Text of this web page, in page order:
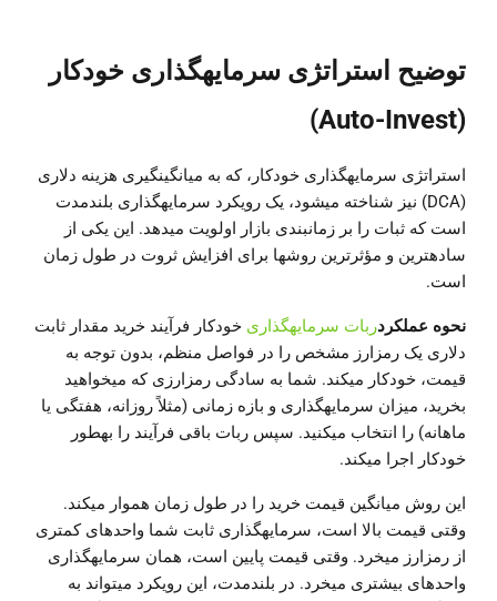
توضیح استراتژی سرمایهگذاری خودکار
(Auto-Invest)
استراتژی سرمایهگذاری خودکار، که به میانگینگیری هزینه دلاری
(DCA) نیز شناخته میشود، یک رویکرد سرمایهگذاری بلندمدت
است که ثبات را بر زمانبندی بازار اولویت میدهد. این یکی از
سادهترین و مؤثرترین روشها برای افزایش ثروت در طول زمان
است.
نحوه عملکردربات سرمایهگذاری خودکار فرآیند خرید مقدار ثابت
دلاری یک رمزارز مشخص را در فواصل منظم، بدون توجه به
قیمت، خودکار میکند. شما به سادگی رمزارزی که میخواهید
بخرید، میزان سرمایهگذاری و بازه زمانی (مثلاً روزانه، هفتگی یا
ماهانه) را انتخاب میکنید. سپس ربات باقی فرآیند را بهطور
خودکار اجرا میکند.
این روش میانگین قیمت خرید را در طول زمان هموار میکند.
وقتی قیمت بالا است، سرمایهگذاری ثابت شما واحدهای کمتری
از رمزارز میخرد. وقتی قیمت پایین است، همان سرمایهگذاری
واحدهای بیشتری میخرد. در بلندمدت، این رویکرد میتواند به